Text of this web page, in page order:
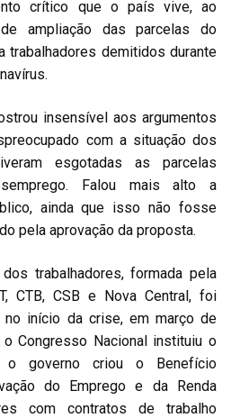
crítico que o país vive, ao
ampliação das parcelas do
trabalhadores demitidos durante
insensível aos argumentos
com a situação dos
esgotadas as parcelas
Falou mais alto a
ainda que isso não fosse
pela aprovação da proposta.
trabalhadores, formada pela
CTB, CSB e Nova Central, foi
no início da crise, em março de
Congresso Nacional instituiu o
o governo criou o Benefício
do Emprego e da Renda
com contratos de trabalho